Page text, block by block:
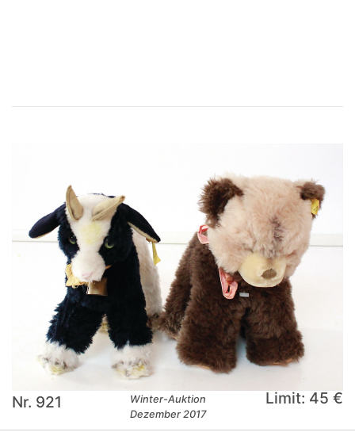
Nr. 921
Winter-Auktion
Dezember 2017
Limit: 45 €